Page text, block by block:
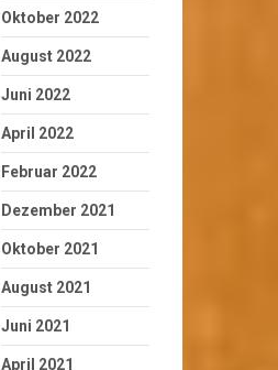
Oktober 2022
August 2022
Juni 2022
April 2022
Februar 2022
Dezember 2021
Oktober 2021
August 2021
Juni 2021
April 2021